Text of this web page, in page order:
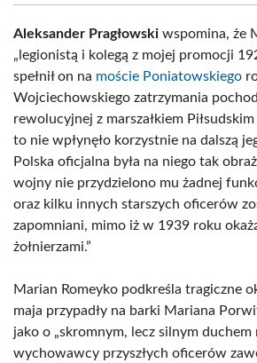
Aleksander Pragłowski wspomina, że
„legionistą i kolegą z mojej promocji
spełnił on na moście Poniatowskiego
Wojciechowskiego zatrzymania
rewolucyjnej z marszałkiem
to nie wpłynęło korzystnie na dalszą
Polska oficjalna była na niego tak
wojny nie przydzielono mu żadnej
oraz kilku innych starszych oficerów
zapomniani, mimo iż w 1939 roku
żołnierzami.”
Marian Romeyko podkreśla tragiczne
maja przypadły na barki Mariana
jako o „skromnym, lecz silnym duchem
wychowawcy przyszłych oficerów